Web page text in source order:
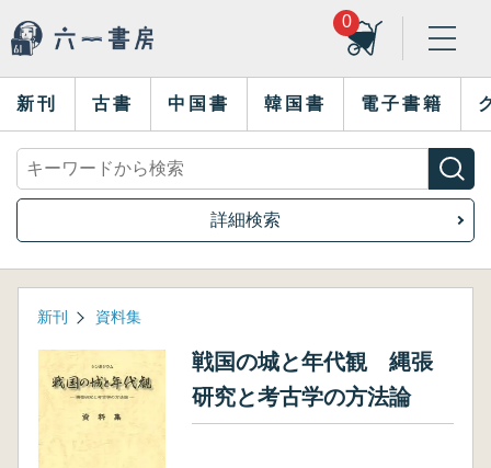
0
新刊 古書 中国書 韓国書 電子書籍
詳細検索
新刊 資料集
戦国の城と年代観 縄張
研究と考古学の方法論